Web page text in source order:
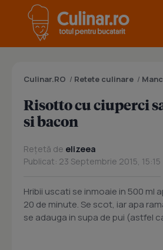
Culinar.RO / Retete culinare /
Risotto cu ciuperci
si bacon
Rețetă de elizeea
Publicat: 23 Septembrie 2015, 15:15
Hribii uscati se inmoaie in 500 ml
20 de minute. Se scot, iar apa
se adauga in supa de pui (astfel